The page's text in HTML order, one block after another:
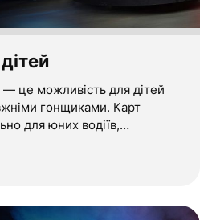
це можливість для дітей
гонщиками. Карт
для юних водіїв,…